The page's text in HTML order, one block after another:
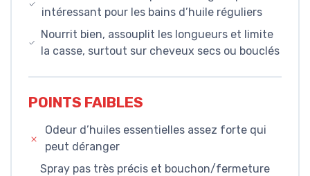
intéressant pour les bains d’huile réguliers
Nourrit bien, assouplit les longueurs et limite
la casse, surtout sur cheveux secs ou bouclés
POINTS FAIBLES
Odeur d’huiles essentielles assez forte qui
peut déranger
Spray pas très précis et bouchon/fermeture